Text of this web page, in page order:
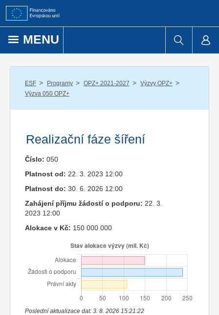
Přejít k obsahu
MENU
ESF / Programy / OPZ+ 2021-2027 / Výzvy OPZ+ /
Výzva 050 OPZ+
Realizační fáze šíření
Číslo: 050
Platnost od: 22. 3. 2023 12:00
Platnost do: 30. 6. 2026 12:00
Zahájení příjmu žádostí o podporu: 22. 3.
2023 12:00
Alokace v Kč: 150 000 000
Poslední aktualizace dat: 3. 8. 2026 15:21:22